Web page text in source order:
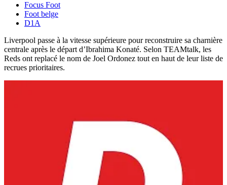
Focus Foot
Foot belge
D1A
Liverpool passe à la vitesse supérieure pour reconstruire sa charnière
centrale après le départ d’Ibrahima Konaté. Selon TEAMtalk, les
Reds ont replacé le nom de Joel Ordonez tout en haut de leur liste de
recrues prioritaires.